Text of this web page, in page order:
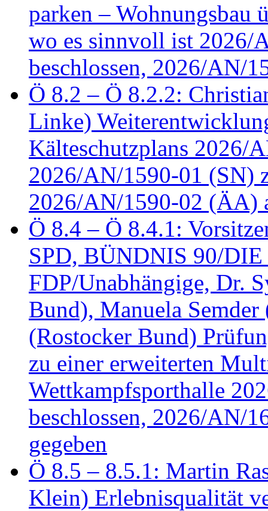
parken – Wohnungsbau
wo es sinnvoll ist 2026/
beschlossen, 2026/AN/
Ö 8.2 – Ö 8.2.2:
Linke)
Kälteschutzplans 2026/
2026/AN/1590-01 (SN)
2026/AN/1590-02 (ÄA)
Ö 8.4 – Ö 8.4.1:
SPD, BÜNDNIS 90/
FDP/Unabhängige, Dr.
Bund), Manuela
(Rostocker Bund)
zu einer erweiterten
Wettkampfsporthalle
beschlossen, 2026/AN/
gegeben
Ö 8.5 – 8.5.1: Martin
Klein) Erlebnisqualität